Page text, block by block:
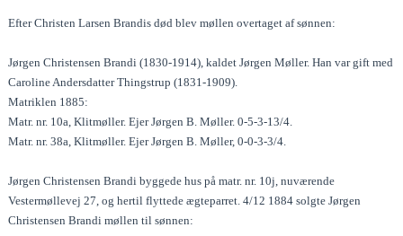
Efter Christen Larsen Brandis død blev møllen overtaget af sønnen:
Jørgen Christensen Brandi (1830-1914), kaldet Jørgen Møller. Han var gift med
Caroline Andersdatter Thingstrup (1831-1909).
Matriklen 1885:
Matr. nr. 10a, Klitmøller. Ejer Jørgen B. Møller. 0-5-3-13/4.
Matr. nr. 38a, Klitmøller. Ejer Jørgen B. Møller, 0-0-3-3/4.
Jørgen Christensen Brandi byggede hus på matr. nr. 10j, nuværende
Vestermøllevej 27, og hertil flyttede ægteparret. 4/12 1884 solgte Jørgen
Christensen Brandi møllen til sønnen: